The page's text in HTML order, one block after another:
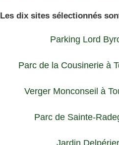
Les dix sites sélectionnés
Parking Lord
Parc de la Cousinerie à
Verger Monconseil à
Parc de Sainte-
Jardin Delpérier